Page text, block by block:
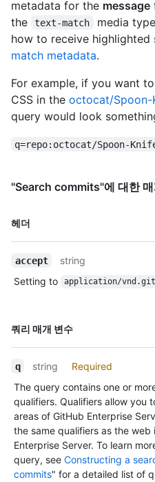
          "id": 70142,
          "node_id": "MDQ6VXNlcjcwMTQy",
          "avatar_url": "https://0.gravatar.com/avatar/6906f317a4733f4379b06c32229ef02f?
          "gravatar_id": "",
          "html_url": "https://github.com/jquery",
          "followers_url": "https://HOSTNAME/users/jquery/followers",
          "following_url": "https://HOSTNAME/users/jquery/following{/other_user}",
          "starred_url": "https://HOSTNAME/users/jquery/starred{/owner}{/repo}",
          "repos_url": "https://HOSTNAME/users/jquery/repos",
          "type": "Organization",
          "site_admin": false
        "private": false,
        "html_url": "https://github.com/jquery/jquery",
        "url": "https://HOSTNAME/repos/jquery/jquery",
        "collaborators_url": "https://HOSTNAME/repos/jquery/jquery/collaborators{/collaborator}",
        "hooks_url": "https://HOSTNAME/repos/jquery/jquery/hooks",
        "issue_events_url": "https://HOSTNAME/repos/jquery/jquery/issues/events{/number}",
        "events_url": "https://HOSTNAME/repos/jquery/jquery/events",
        "assignees_url": "https://HOSTNAME/repos/jquery/jquery/assignees{/user}",
        "branches_url": "https://HOSTNAME/repos/jquery/jquery/branches{/branch}",
        "tags_url": "https://HOSTNAME/repos/jquery/jquery/tags",
        "blobs_url": "https://HOSTNAME/repos/jquery/jquery/git/blobs{/sha}",
metadata for the message
the
text-match
media
how to receive highlighted
match metadata.
For example, if you want
CSS in the octocat/Spoon-
query would look
q=repo:octocat/Spoon-
"Search commits"에 대한
헤더
이름,
accept
string
Setting to
application/
쿼리 매개 변수
이름,
q string
Required
The query contains one or
qualifiers. Qualifiers allow you
areas of GitHub Enterprise
the same qualifiers as the web
Enterprise Server. To learn
query, see Constructing a
commits" for a detailed list of